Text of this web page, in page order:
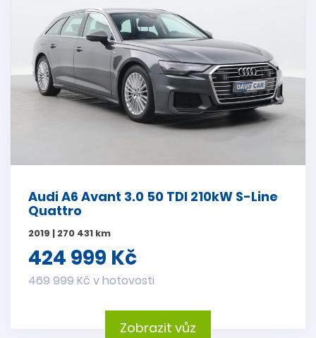
Audi A6 Avant 3.0 50 TDI 210kW S-Line
Quattro
2019 | 270 431 km
424 999 Kč
469 999 Kč v hotovosti
Zobrazit vůz